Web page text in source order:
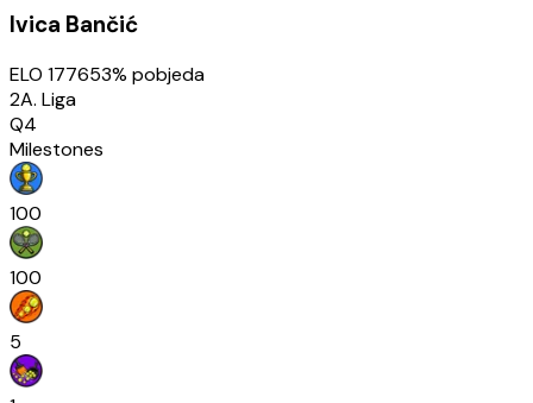
Ivica Bančić
ELO 177653% pobjeda
2A. Liga
Q4
Milestones
100
100
5